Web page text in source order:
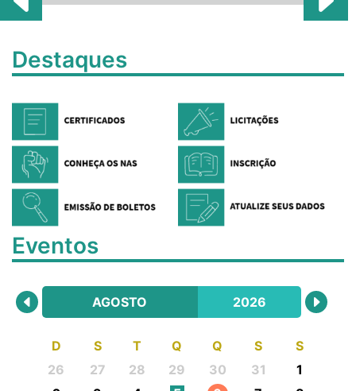
Destaques
Eventos
AGOSTO 2026
D S T Q Q S
S
26
27 28 29 30 31
1